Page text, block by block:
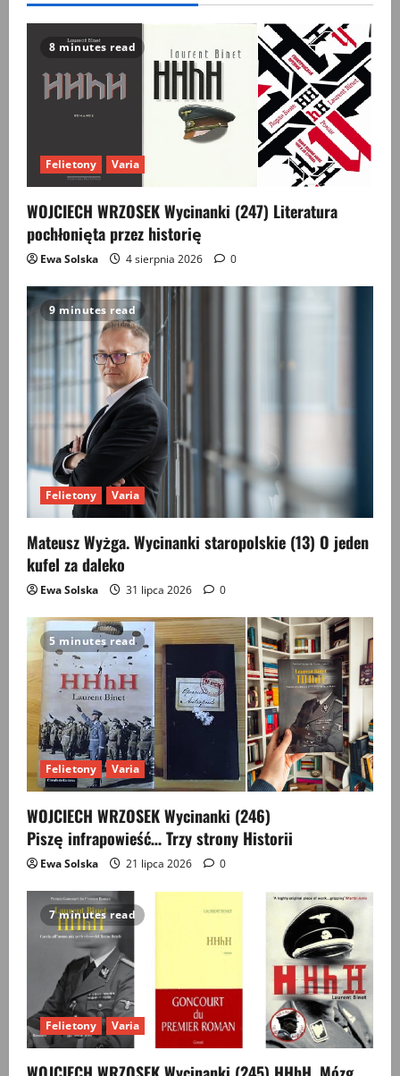
8 minutes read
Felietony Varia
WOJCIECH WRZOSEK Wycinanki (247) Literatura
pochłonięta przez historię
Ewa Solska 4 sierpnia 2026 0
9 minutes read
Felietony Varia
Mateusz Wyżga. Wycinanki staropolskie (13) O jeden
kufel za daleko
Ewa Solska 31 lipca 2026 0
5 minutes read
Felietony Varia
WOJCIECH WRZOSEK Wycinanki (246)
Piszę infrapowieść… Trzy strony Historii
Ewa Solska 21 lipca 2026 0
7 minutes read
Felietony Varia